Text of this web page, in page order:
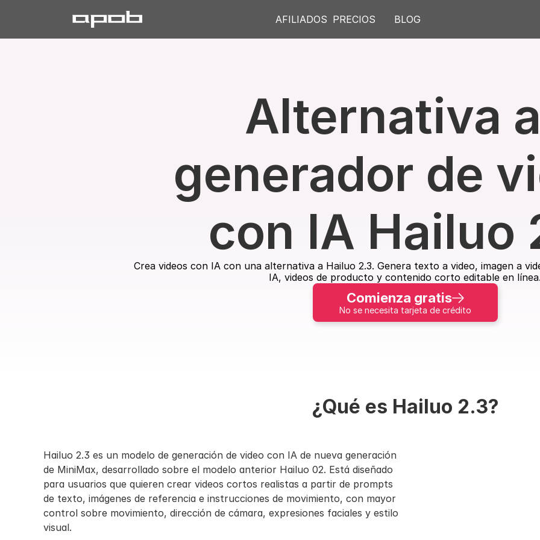
AFILIADOS PRECIOS BLOG
Alternativa
generador de
con IA Hailuo
Crea videos con IA con una alternativa a Hailuo 2.3. Genera texto a video, imagen a
IA, videos de producto y contenido corto editable en
Comienza gratis
No se necesita tarjeta de crédito
¿Qué es Hailuo 2.3?
Hailuo 2.3 es un modelo de generación de video con IA de nueva generación
de MiniMax, desarrollado sobre el modelo anterior Hailuo 02. Está diseñado
para usuarios que quieren crear videos cortos realistas a partir de prompts
de texto, imágenes de referencia e instrucciones de movimiento, con mayor
control sobre movimiento, dirección de cámara, expresiones faciales y estilo
visual.